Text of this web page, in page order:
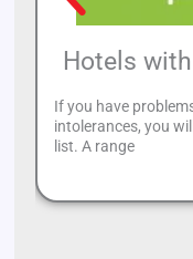
Hotels
If you have
intolerances, you
list. A range